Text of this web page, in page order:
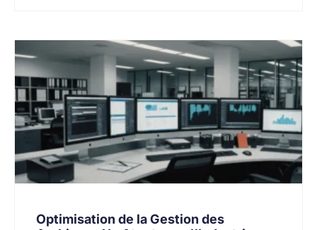
Optimisation de la Gestion des